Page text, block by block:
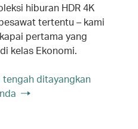
hiburan HDR 4K
tertentu – kami
pertama yang
kelas Ekonomi.
tengah ditayangkan